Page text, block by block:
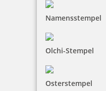
Namensstempel
Olchi-Stempel
Osterstempel